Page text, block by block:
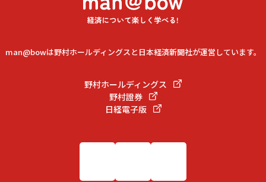
man@bowは野村ホールディングスと日本経済新聞社が運営しています。
野村ホールディングス
野村證券
日経電子版